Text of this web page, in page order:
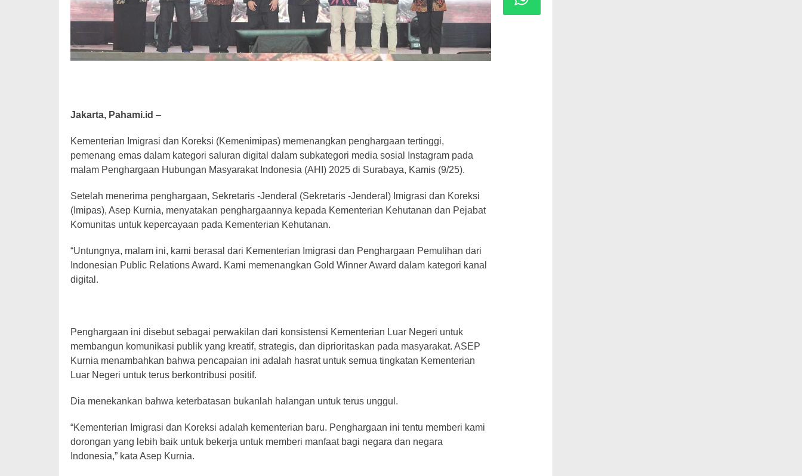
Jakarta, Pahami.id –
Kementerian Imigrasi dan Koreksi (Kemenimipas) memenangkan penghargaan tertinggi,
pemenang emas dalam kategori saluran digital dalam subkategori media sosial Instagram pada
malam Penghargaan Hubungan Masyarakat Indonesia (AHI) 2025 di Surabaya, Kamis (9/25).
Setelah menerima penghargaan, Sekretaris -Jenderal (Sekretaris -Jenderal) Imigrasi dan Koreksi
(Imipas), Asep Kurnia, menyatakan penghargaannya kepada Kementerian Kehutanan dan Pejabat
Komunitas untuk kepercayaan pada Kementerian Kehutanan.
“Untungnya, malam ini, kami berasal dari Kementerian Imigrasi dan Penghargaan Pemulihan dari
Indonesian Public Relations Award. Kami memenangkan Gold Winner Award dalam kategori kanal
digital.
Penghargaan ini disebut sebagai perwakilan dari konsistensi Kementerian Luar Negeri untuk
membangun komunikasi publik yang kreatif, strategis, dan diprioritaskan pada masyarakat. ASEP
Kurnia menambahkan bahwa pencapaian ini adalah hasrat untuk semua tingkatan Kementerian
Luar Negeri untuk terus berkontribusi positif.
Dia menekankan bahwa keterbatasan bukanlah halangan untuk terus unggul.
“Kementerian Imigrasi dan Koreksi adalah kementerian baru. Penghargaan ini tentu memberi kami
dorongan yang lebih baik untuk bekerja untuk memberi manfaat bagi negara dan negara
Indonesia,” kata Asep Kurnia.